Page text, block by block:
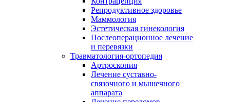
Репродуктивное здоровье
Маммология
Эстетическая гинекология
Послеоперационное лечение
и перевязки
Травматология-ортопедия
Артроскопия
Лечение суставно-
связочного и мышечного
аппарата